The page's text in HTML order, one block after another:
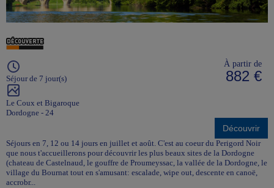
Séjour de 7 jour(s)
Le Coux et Bigaroque
Dordogne - 24
À partir de
882 €
Découvrir
Séjours en 7, 12 ou 14 jours en juillet et août. C'est au coeur du Perigord Noir
que nous t'accueillerons pour découvrir les plus beaux sites de la Dordogne
(chateau de Castelnaud, le gouffre de Proumeyssac, la vallée de la Dordogne, le
village du Bournat tout en s'amusant: escalade, wipe out, descente en canoë,
accrobr...